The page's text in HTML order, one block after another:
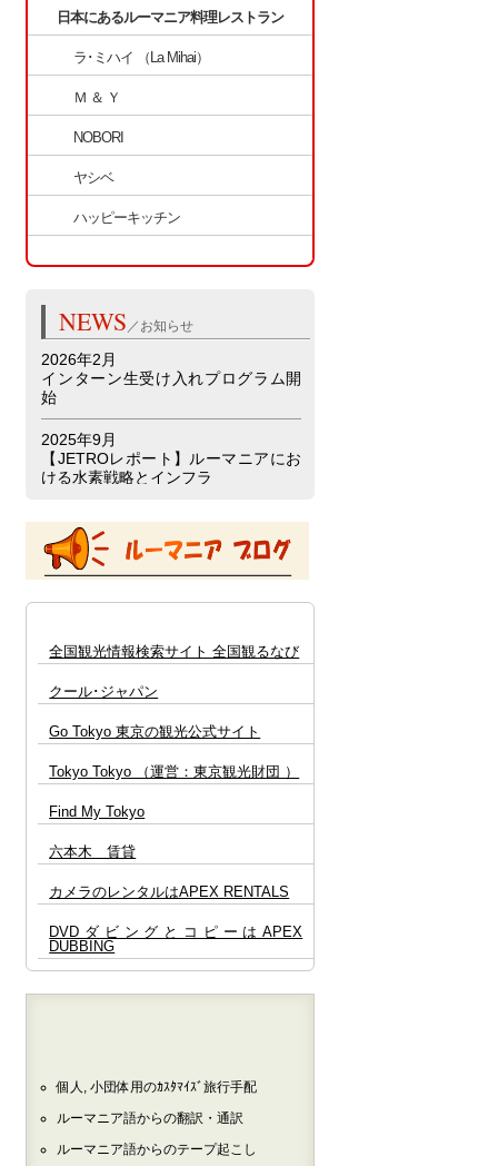
日本にあるルーマニア料理レストラン
ラ･ミハイ （La Mihai）
Ｍ ＆ Ｙ
NOBORI
ヤシベ
ハッピーキッチン
NEWS ／お知らせ
2026年2月
インターン生受け入れプログラム開
始
2025年9月
【JETROレポート】ルーマニアにお
ける水素戦略とインフラ
2025年9月26日
【セミナー･講演会】日・ルーマニア
エネルギーフォーラム
「ヨーロッパ進出の最前線～注目を
ナー
全国観光情報検索サイト 全国観るなび
クール･ジャパン
Go Tokyo 東京の観光公式サイト
Tokyo Tokyo （運営：東京観光財団 ）
Find My Tokyo
六本木 賃貸
カメラのレンタルはAPEX RENTALS
DVDダビングとコピーはAPEX
DUBBING
個人, 小団体用のｶｽﾀﾏｲｽﾞ旅行手配
ルーマニア語からの翻訳・通訳
ルーマニア語からのテープ起こし